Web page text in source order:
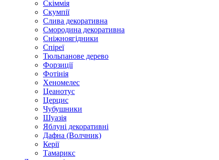
Скіммія
Скумпії
Слива декоративна
Смородина декоративна
Сніжноягідники
Спіреї
Тюльпанове дерево
Форзиції
Фотінія
Хеномелес
Цеанотус
Церцис
Чубушники
Шуазія
Яблуні декоративні
Дафна (Волчник)
Керії
Тамарикс